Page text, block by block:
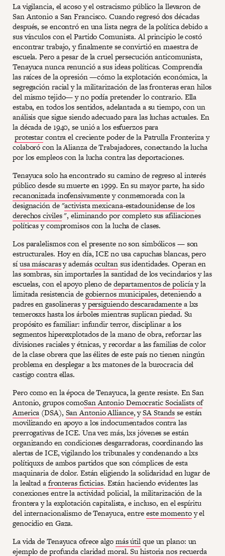
La vigilancia, el acoso y el ostracismo público la llevaron de
San Antonio a San Francisco. Cuando regresó dos décadas
después, se encontró en una lista negra de la política debido a
sus vínculos con el Partido Comunista. Al principio le costó
encontrar trabajo, y finalmente se convirtió en maestra de
escuela. Pero a pesar de la cruel persecución anticomunista,
Tenayuca nunca renunció a sus ideas políticas. Comprendía
las raíces de la opresión —cómo la explotación económica, la
segregación racial y la militarización de las fronteras eran hilos
del mismo tejido— y no podía pretender lo contrario. Ella
estaba, en todos los sentidos, adelantada a su tiempo, con un
análisis que sigue siendo adecuado para las luchas actuales. En
la década de 1940, se unió a los esfuerzos para
protestarcontra el creciente poder de la Patrulla Fronteriza y
colaboró con la Alianza de Trabajadores, conectando la lucha
por los empleos con la lucha contra las deportaciones.
Tenayuca solo ha encontrado su camino de regreso al interés
público desde su muerte en 1999. En su mayor parte, ha sido
recanonizada inofensivamentey conmemorada con la
designación de "activista mexicana-estadounidense de los
derechos civiles", eliminando por completo sus afiliaciones
políticas y compromisos con la lucha de clases.
Los paralelismos con el presente no son simbólicos — son
estructurales. Hoy en día, ICE no usa capuchas blancas, pero
síusa máscarasy ademásocultansus identidades. Operan en
las sombras, sin importarles la santidad de los vecindarios y las
escuelas, con el apoyo pleno dedepartamentos de policíay la
limitada resistencia degobiernos municipales, deteniendo a
padres en gasolineras ypersiguiendo descaradamentea lxs
temerosxs hasta los árboles mientras suplican piedad. Su
propósito es familiar: infundir terror, disciplinar a los
segmentos hiperexplotados de la mano de obra, reforzar las
divisiones raciales y étnicas, y recordar a las familias de color
de la clase obrera que las élites de este país no tienen ningún
problema en desplegar a lxs matones de la burocracia del
castigo contra ellas.
Pero como en la época de Tenayuca, la gente resiste. En San
Antonio, grupos comoSan Antonio Democratic Socialists of
America (DSA), San Antonio Alliance, ySA Standsse están
movilizando en apoyo a los indocumentados contra las
prerrogativas de ICE. Una vez más, lxs jóvenes se están
organizando en condiciones desgarradoras, coordinando las
alertas de ICE, vigilando los tribunales y condenando a lxs
polítiquxs de ambos partidos que son cómplices de esta
maquinaria de dolor. Están eligiendo la solidaridad en lugar de
la lealtad afronteras ficticias. Están haciendo evidentes las
conexiones entre la actividad policial, la militarización de la
frontera y la explotación capitalista, e incluso, en el espíritu
del internacionalismo de Tenayuca, entreeste momentoy el
genocidio en Gaza.
La vida de Tenayuca ofrece algomás útilque un plano: un
ejemplo de profunda claridad moral. Su historia nos recuerda